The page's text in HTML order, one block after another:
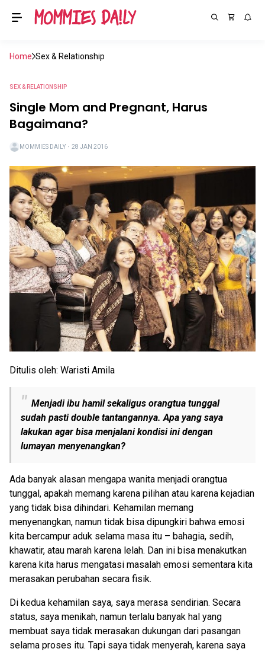
Home Sex & Relationship
SEX & RELATIONSHIP
Single Mom and Pregnant, Harus
Bagaimana?
MOMMIES DAILY ・ 28 JAN 2016
Ditulis oleh: Waristi Amila
Menjadi ibu hamil sekaligus orangtua tunggal
sudah pasti double tantangannya. Apa yang saya
lakukan agar bisa menjalani kondisi ini dengan
lumayan menyenangkan?
Ada banyak alasan mengapa wanita menjadi orangtua
tunggal, apakah memang karena pilihan atau karena kejadian
yang tidak bisa dihindari. Kehamilan memang
menyenangkan, namun tidak bisa dipungkiri bahwa emosi
kita bercampur aduk selama masa itu – bahagia, sedih,
khawatir, atau marah karena lelah. Dan ini bisa menakutkan
karena kita harus mengatasi masalah emosi sementara kita
merasakan perubahan secara fisik.
Di kedua kehamilan saya, saya merasa sendirian. Secara
status, saya menikah, namun terlalu banyak hal yang
membuat saya tidak merasakan dukungan dari pasangan
selama proses itu. Tapi saya tidak menyerah, karena saya